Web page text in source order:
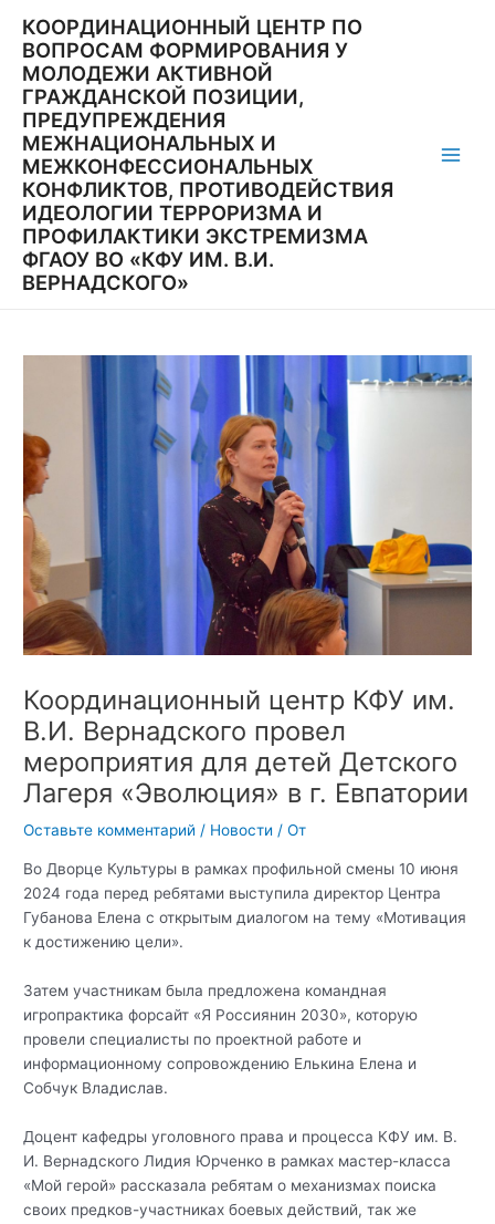
содержимому
КООРДИНАЦИОННЫЙ ЦЕНТР ПО
ВОПРОСАМ ФОРМИРОВАНИЯ У
МОЛОДЕЖИ АКТИВНОЙ
ГРАЖДАНСКОЙ ПОЗИЦИИ,
ПРЕДУПРЕЖДЕНИЯ
МЕЖНАЦИОНАЛЬНЫХ И
МЕЖКОНФЕССИОНАЛЬНЫХ
КОНФЛИКТОВ, ПРОТИВОДЕЙСТВИЯ
ИДЕОЛОГИИ ТЕРРОРИЗМА И
ПРОФИЛАКТИКИ ЭКСТРЕМИЗМА
ФГАОУ ВО «КФУ ИМ. В.И.
ВЕРНАДСКОГО»
Координационный центр КФУ им.
В.И. Вернадского провел
мероприятия для детей Детского
Лагеря «Эволюция» в г. Евпатории
Оставьте комментарий / Новости / От
Во Дворце Культуры в рамках профильной смены 10 июня
2024 года перед ребятами выступила директор Центра
Губанова Елена с открытым диалогом на тему «Мотивация
к достижению цели».
Затем участникам была предложена командная
игропрактика форсайт «Я Россиянин 2030», которую
провели специалисты по проектной работе и
информационному сопровождению Елькина Елена и
Собчук Владислав.
Доцент кафедры уголовного права и процесса КФУ им. В.
И. Вернадского Лидия Юрченко в рамках мастер-класса
«Мой герой» рассказала ребятам о механизмах поиска
своих предков-участниках боевых действий, так же